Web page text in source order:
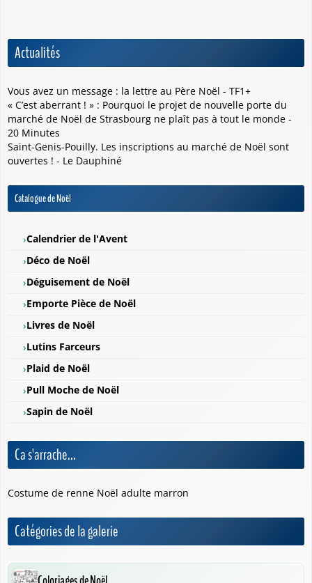
Actualités
Vous avez un message : la lettre au Père Noël - TF1+
« C’est aberrant ! » : Pourquoi le projet de nouvelle porte du
marché de Noël de Strasbourg ne plaît pas à tout le monde -
20 Minutes
Saint-Genis-Pouilly. Les inscriptions au marché de Noël sont
ouvertes ! - Le Dauphiné
Catalogue de Noël
Calendrier de l'Avent
Déco de Noël
Déguisement de Noël
Emporte Pièce de Noël
Livres de Noël
Lutins Farceurs
Plaid de Noël
Pull Moche de Noël
Sapin de Noël
Ca s'arrache...
Costume de renne Noël adulte marron
Catégories de la galerie